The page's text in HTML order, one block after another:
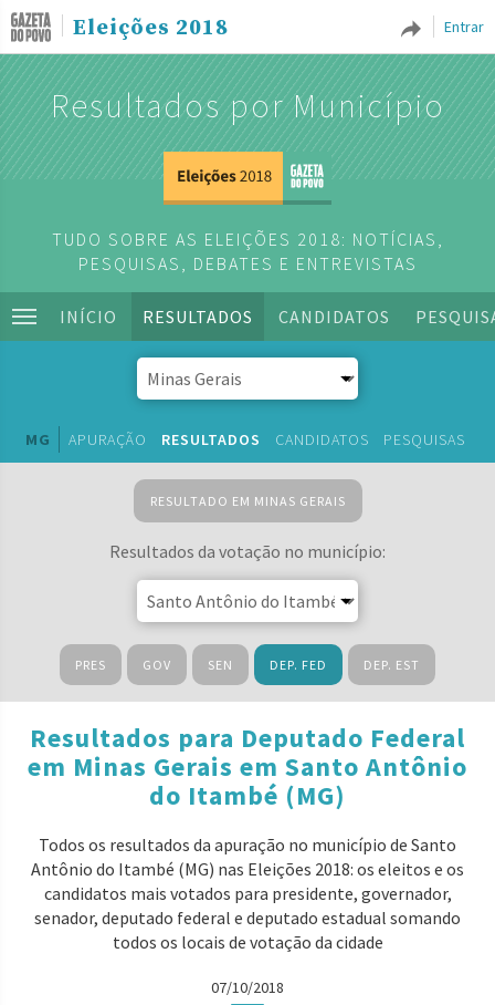
Entrar
Eleições 2018
Resultados por Município
TUDO SOBRE AS ELEIÇÕES 2018: NOTÍCIAS,
PESQUISAS, DEBATES E ENTREVISTAS
INÍCIO RESULTADOS CANDIDATOS
MG APURAÇÃO RESULTADOS CANDIDATOS PESQUISAS
RESULTADO EM MINAS GERAIS
Resultados da votação no município:
PRES GOV SEN DEP. FED DEP. EST
Resultados para Deputado Federal
em Minas Gerais em Santo Antônio
do Itambé (MG)
Todos os resultados da apuração no município de Santo
Antônio do Itambé (MG) nas Eleições 2018: os eleitos e os
candidatos mais votados para presidente, governador,
senador, deputado federal e deputado estadual somando
todos os locais de votação da cidade
07/10/2018